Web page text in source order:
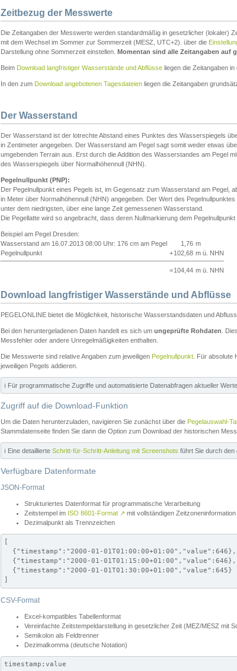
Zeitbezug der Messwerte
Die Zeitangaben der Messwerte werden standardmäßig in gesetzlicher (lokaler)
mit dem Wechsel im Sommer zur Sommerzeit (MESZ, UTC+2). über die
Darstellung ohne Sommerzeit einstellen. Momentan sind alle Zeitangaben auf
Beim Download langfristiger Wasserstände und Abflüsse liegen die Zeitangaben
In den zum Download angebotenen Tagesdateien liegen die Zeitangaben
Der Wasserstand
Der Wasserstand ist der lotrechte Abstand eines Punktes des Wasserspiegels
in Zentimeter angegeben. Der Wasserstand am Pegel sagt somit weder etwas
umgebenden Terrain aus. Erst durch die Addition des Wasserstandes am Pegel
des Wasserspiegels über Normalhöhennull (NHN).
Pegelnullpunkt (PNP):
Der Pegelnullpunkt eines Pegels ist, im Gegensatz zum Wasserstand am Pegel,
in Meter über Normalhöhennull (NHN) angegeben. Der Wert des
unter dem niedrigsten, über eine lange Zeit gemessenen Wasserstand.
Die Pegellatte wird so angebracht, dass deren Nullmarkierung dem Pegelnullpunkt
Beispiel am Pegel Dresden:
Wasserstand am 16.07.2013 08:00 Uhr: 176 cm am Pegel
1,76 m
Pegelnullpunkt
+102,68 m ü. NHN
=104,44 m ü. NHN
Download langfristiger Wasserstände und Abflüsse
PEGELONLINE bietet die Möglichkeit, historische Wasserstandsdaten und
Bei den heruntergeladenen Daten handelt es sich um ungeprüfte Rohdaten .
Messfehler oder andere Unregelmäßigkeiten enthalten.
Die Messwerte sind relative Angaben zum jeweiligen Pegelnullpunkt . Für
jeweiligen Pegels addieren.
ℹ️ Für programmatische Zugriffe und automatisierte Datenabfragen aktueller
Zugriff auf die Download-Funktion
Um die Daten herunterzuladen, navigieren Sie zunächst über die Pegelauswahl-
Stammdatenseite finden Sie dann die Option zum Download der historischen
ℹ️ Eine detaillierte Schritt-für-Schritt-Anleitung mit Screenshots führt Sie durch den
Verfügbare Datenformate
JSON-Format
Strukturiertes Datenformat für programmatische Verarbeitung
Zeitstempel im ISO 8601-Format ↗ mit vollständigen
Dezimalpunkt als Trennzeichen
[
  {"timestamp":"2000-01-01T01:00:00+01:00","value":646},
  {"timestamp":"2000-01-01T01:15:00+01:00","value":646},
  {"timestamp":"2000-01-01T01:30:00+01:00","value":645}
]
CSV-Format
Excel-kompatibles Tabellenformat
Vereinfachte Zeitstempeldarstellung in gesetzlicher Zeit (MEZ/MESZ mit
Semikolon als Feldtrenner
Dezimalkomma (deutsche Notation)
timestamp;value